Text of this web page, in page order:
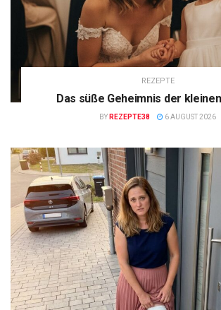
REZEPTE
Das süße Geheimnis der
BY REZEPTE38 6 AUGUST 2026